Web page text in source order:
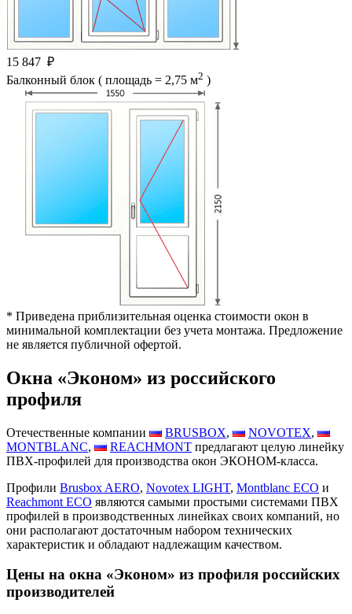
15 847 ₽
Балконный блок ( площадь = 2,75 м2 )
* Приведена приблизительная оценка стоимости окон в
минимальной комплектации без учета монтажа. Предложение
не является публичной офертой.
Окна «Эконом» из российского
профиля
Отечественные компании BRUSBOX, NOVOTEX,
MONTBLANC, REACHMONT предлагают целую линейку
ПВХ-профилей для производства окон ЭКОНОМ-класса.
Профили Brusbox AERO, Novotex LIGHT, Montblanc ECO и
Reachmont ECO являются самыми простыми системами ПВХ
профилей в производственных линейках своих компаний, но
они располагают достаточным набором технических
характеристик и обладают надлежащим качеством.
Цены на окна «Эконом» из профиля российских
производителей